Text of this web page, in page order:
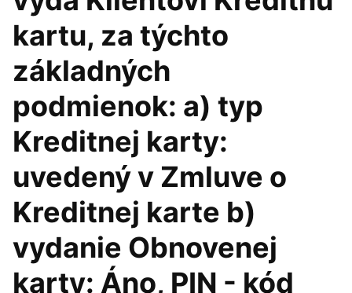
kartu, za týchto
základných
podmienok: a) typ
Kreditnej karty:
uvedený v Zmluve o
Kreditnej karte b)
vydanie Obnovenej
karty: Áno, PIN - kód